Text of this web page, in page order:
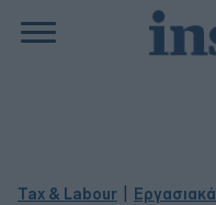
Tax & Labour Εργασιακά